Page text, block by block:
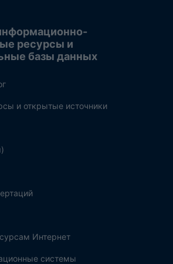
ресурсы и
базы данных
и открытые источники
Интернет
системы